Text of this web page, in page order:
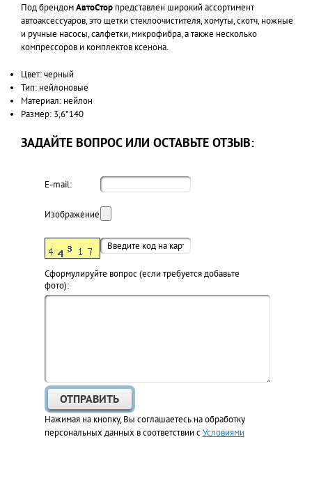
Под брендомАвтоCтор представлен широкий ассортимент
автоаксессуаров, это щетки стеклоочистителя, хомуты, скотч, ножные
и ручные насосы, салфетки, микрофибра, а также несколько
компрессоров и комплектов ксенона.
Цвет: черный
Тип: нейлоновые
Материал: нейлон
Размер: 3,6*140
ЗАДАЙТЕ ВОПРОС ИЛИ ОСТАВЬТЕ ОТЗЫВ:
E-mail:
Изображение:
Cформулируйте вопрос (если требуется добавьте
фото):
Нажимая на кнопку, Вы соглашаетесь на обработку
персональных данных в соответствии сУсловиями